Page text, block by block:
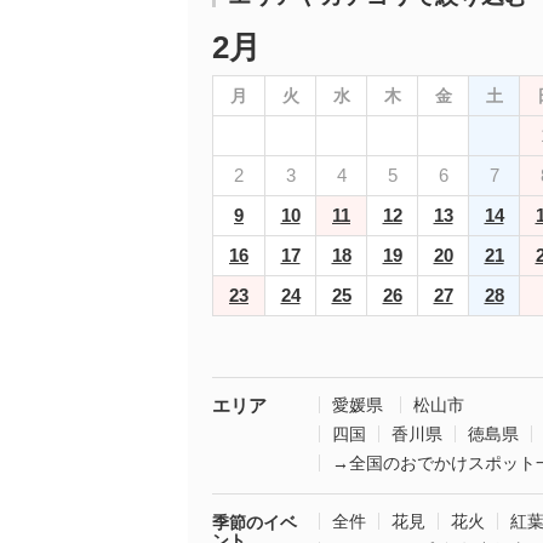
2月
月 火 水 木 金 土
2
3 4 5 6 7
9
10 11 12 13 14
16
17 18 19 20 21
23
24 25 26 27 28
エリア 愛媛県
松山市
四国
香川県
徳島県
→全国のおでかけスポット
季節のイベ
全件 花見 花火
紅葉